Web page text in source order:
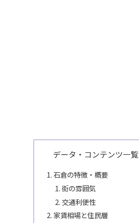
データ・コンテンツ一覧
石倉の特徴・概要
街の雰囲気
交通利便性
家賃相場と住民層